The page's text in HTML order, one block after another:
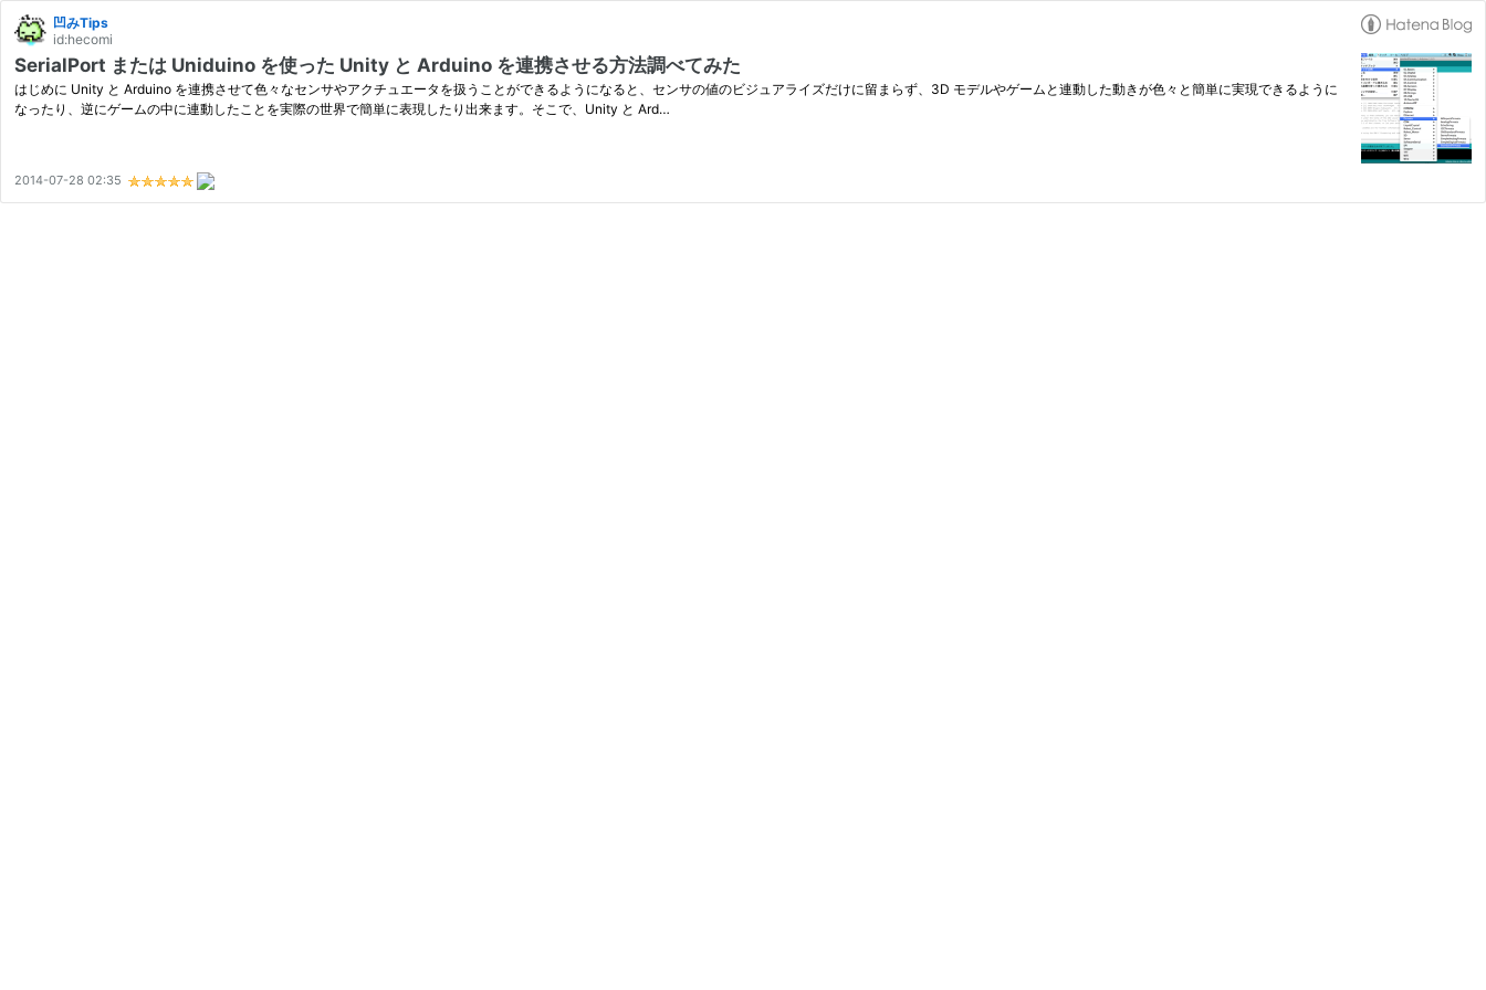
凹みTips
id:hecomi
SerialPort または Uniduino を使った Unity と Arduino を連携させる方法調べてみた
はじめに Unity と Arduino を連携させて色々なセンサやアクチュエータを扱うことができるようになると、センサの値のビジュアライズだけに留まらず、3D モデルやゲームと連動した動きが色々と簡単に実現できるように
なったり、逆にゲームの中に連動したことを実際の世界で簡単に表現したり出来ます。そこで、Unity と Ard…
2014-07-28 02:35